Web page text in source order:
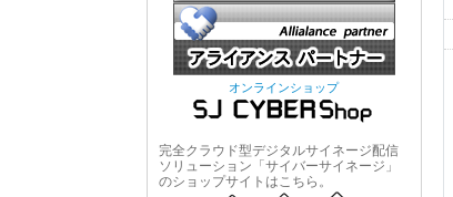
オンラインショップ
完全クラウド型デジタルサイネージ配信
ソリューション「サイバーサイネージ」
のショップサイトはこちら。